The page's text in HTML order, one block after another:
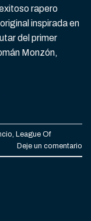
rapero
inspirada en
del primer
Monzón,
League Of
Deje un comentario